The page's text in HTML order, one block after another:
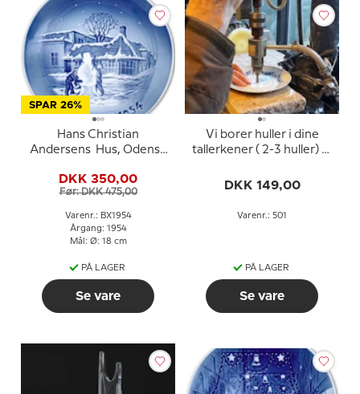
SPAR 26%
Hans Christian
Andersens Hus, Odense
Juleplatte
DKK 350,00
Før: DKK 475,00
Varenr.: BX1954
Årgang: 1954
Mål: Ø: 18 cm
PÅ LAGER
Se vare
Vi borer huller i dine
tallerkener ( 2-3 huller) til
DKK 149,00
Varenr.: 501
PÅ LAGER
Se vare